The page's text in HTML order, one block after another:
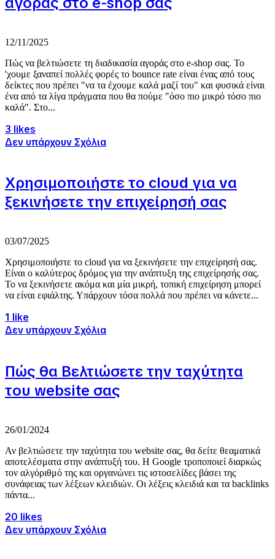
12/11/2025
Πώς να βελτιώσετε τη διαδικασία αγοράς στο e-shop σας. Το
'χουμε ξαναπεί πολλές φορές το bounce rate είναι ένας από τους
δείκτες που πρέπει "να τα έχουμε καλά μαζί του" και φυσικά είναι
ένα από τα λίγα πράγματα που θα πούμε "όσο πιο μικρό τόσο πιο
καλά". Στο...
3 likes
Δεν υπάρχουν Σχόλια
Χρησιμοποιήστε το cloud για να
ξεκινήσετε την επιχείρησή σας
03/07/2025
Χρησιμοποιήστε το cloud για να ξεκινήσετε την επιχείρησή σας.
Είναι ο καλύτερος δρόμος για την ανάπτυξη της επιχείρησής σας.
Το να ξεκινήσετε ακόμα και μία μικρή, τοπική επιχείρηση μπορεί
να είναι εφιάλτης. Υπάρχουν τόσα πολλά που πρέπει να κάνετε...
1 like
Δεν υπάρχουν Σχόλια
Πώς θα Βελτιώσετε την ταχύτητα
του website σας
26/01/2024
Αν βελτιώσετε την ταχύτητα του website σας, θα δείτε θεαματικά
αποτελέσματα στην ανάπτυξή του. Η Google τροποποιεί διαρκώς
τον αλγόριθμό της και οργανώνει τις ιστοσελίδες βάσει της
συνάφειας των λέξεων κλειδιών. Οι λέξεις κλειδιά και τα backlinks
πάντα...
20 likes
Δεν υπάρχουν Σχόλια